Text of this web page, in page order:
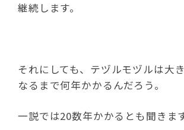
継続します。
それにしても、テヅルモヅルは大
なるまで何年かかるんだろう。
一説では20数年かかるとも聞きま